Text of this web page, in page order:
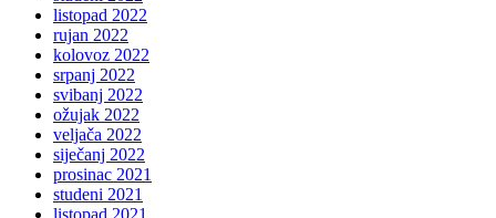
listopad 2022
rujan 2022
kolovoz 2022
srpanj 2022
svibanj 2022
ožujak 2022
veljača 2022
siječanj 2022
prosinac 2021
studeni 2021